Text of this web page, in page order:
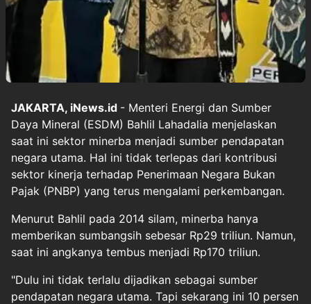
JAKARTA, iNews.id - Menteri Energi dan Sumber
Daya Mineral (ESDM) Bahlil Lahadalia menjelaskan
saat ini sektor minerba menjadi sumber pendapatan
negara utama. Hal ini tidak terlepas dari kontribusi
sektor kinerja terhadap Penerimaan Negara Bukan
Pajak (PNBP) yang terus mengalami perkembangan.
Menurut Bahlil pada 2014 silam, minerba hanya
memberikan sumbangsih sebesar Rp29 triliun. Namun,
saat ini angkanya tembus menjadi Rp170 triliun.
"Dulu ini tidak terlalu dijadikan sebagai sumber
pendapatan negara utama. Tapi sekarang ini 10 persen